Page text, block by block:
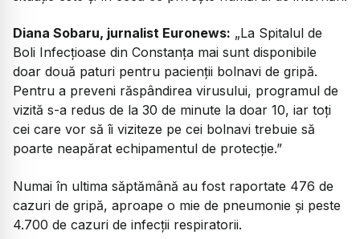
Diana Sobaru, jurnalist Euronews: „La Spitalul de
Boli Infecțioase din Constanța mai sunt disponibile
doar două paturi pentru pacienții bolnavi de gripă.
Pentru a preveni răspândirea virusului, programul de
vizită s-a redus de la 30 de minute la doar 10, iar toți
cei care vor să îi viziteze pe cei bolnavi trebuie să
poarte neapărat echipamentul de protecție.”
Numai în ultima săptămână au fost raportate 476 de
cazuri de gripă, aproape o mie de pneumonie și peste
4.700 de cazuri de infecții respiratorii.